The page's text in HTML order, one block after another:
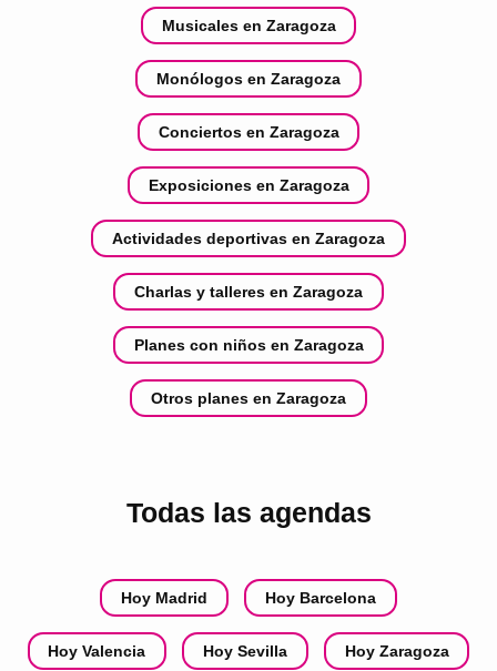
Musicales en Zaragoza
Monólogos en Zaragoza
Conciertos en Zaragoza
Exposiciones en Zaragoza
Actividades deportivas en Zaragoza
Charlas y talleres en Zaragoza
Planes con niños en Zaragoza
Otros planes en Zaragoza
Todas las agendas
Hoy Madrid Hoy Barcelona
Hoy Valencia Hoy Sevilla Hoy Zaragoza